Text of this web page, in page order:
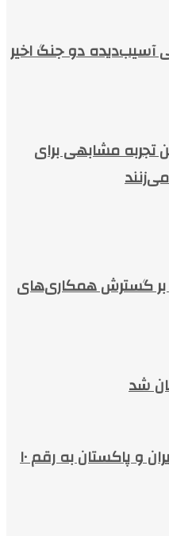
صنعتی آسیب‌دیده دو جنگ اخیر
تجربه مشابهی برای
بر گسترش همکاری‌های
شد
افزایش حجم تجارت بین ایران و پاکستان به رقم ۱۰